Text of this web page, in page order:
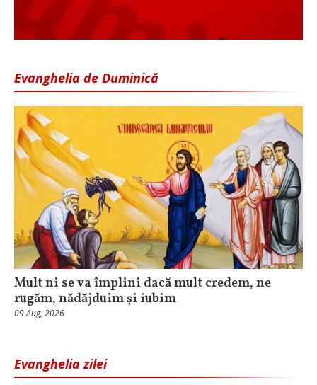
Evanghelia de Duminică
Mult ni se va împlini dacă mult credem, ne
rugăm, nădăjduim și iubim
09 Aug, 2026
Evanghelia zilei